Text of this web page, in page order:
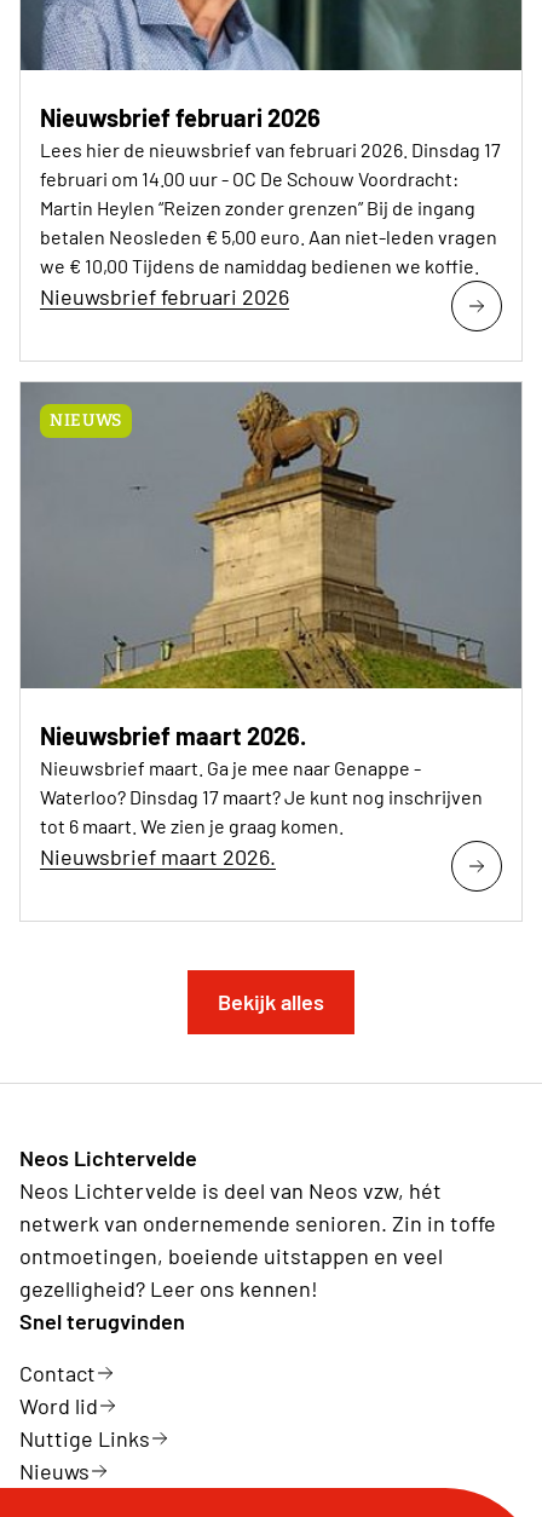
Nieuwsbrief februari 2026
Lees hier de nieuwsbrief van februari 2026. Dinsdag 17
februari om 14.00 uur - OC De Schouw Voordracht:
Martin Heylen “Reizen zonder grenzen” Bij de ingang
betalen Neosleden € 5,00 euro. Aan niet-leden vragen
we € 10,00 Tijdens de namiddag bedienen we koffie.
Nieuwsbrief februari 2026
NIEUWS
Nieuwsbrief maart 2026.
Nieuwsbrief maart. Ga je mee naar Genappe -
Waterloo? Dinsdag 17 maart? Je kunt nog inschrijven
tot 6 maart. We zien je graag komen.
Nieuwsbrief maart 2026.
Bekijk alles
Neos Lichtervelde
Neos Lichtervelde is deel van Neos vzw, hét
netwerk van ondernemende senioren. Zin in toffe
ontmoetingen, boeiende uitstappen en veel
gezelligheid? Leer ons kennen!
Snel terugvinden
Contact
Word lid
Nuttige Links
Nieuws